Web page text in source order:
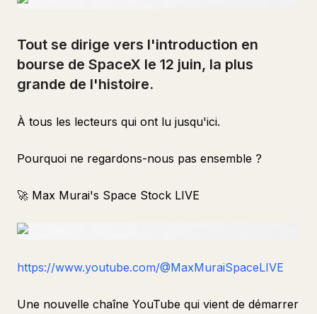
Tout se dirige vers l'introduction en
bourse de SpaceX le 12 juin, la plus
grande de l'histoire.
À tous les lecteurs qui ont lu jusqu'ici.
Pourquoi ne regardons-nous pas ensemble ?
🚀 Max Murai's Space Stock LIVE
https://www.youtube.com/@MaxMuraiSpaceLIVE
Une nouvelle chaîne YouTube qui vient de démarrer